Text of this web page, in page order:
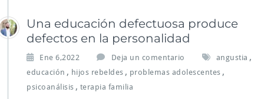
Una educación defectuosa produce
defectos en la personalidad
Ene 6,2022 Deja un comentario angustia ,
educación , hijos rebeldes , problemas adolescentes ,
psicoanálisis , terapia familia